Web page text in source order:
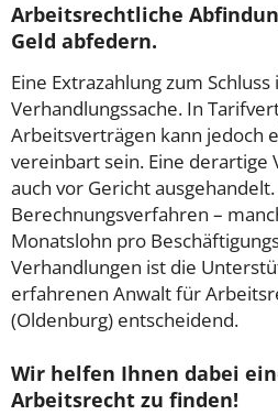
Arbeitsrechtliche
Geld abfedern.
Eine Extrazahlung zum
Verhandlungssache. In
Arbeitsverträgen kann jedoch
vereinbart sein. Eine
auch vor Gericht
Berechnungsverfahren –
Monatslohn pro
Verhandlungen ist die
erfahrenen Anwalt für
(Oldenburg) entscheidend.
Wir helfen Ihnen dabei
Arbeitsrecht zu finden!